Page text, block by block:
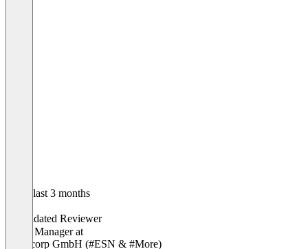
In the last 3 months
Validated Reviewer
OpEx Managerat
Nutracorp GmbH (#ESN & #More)